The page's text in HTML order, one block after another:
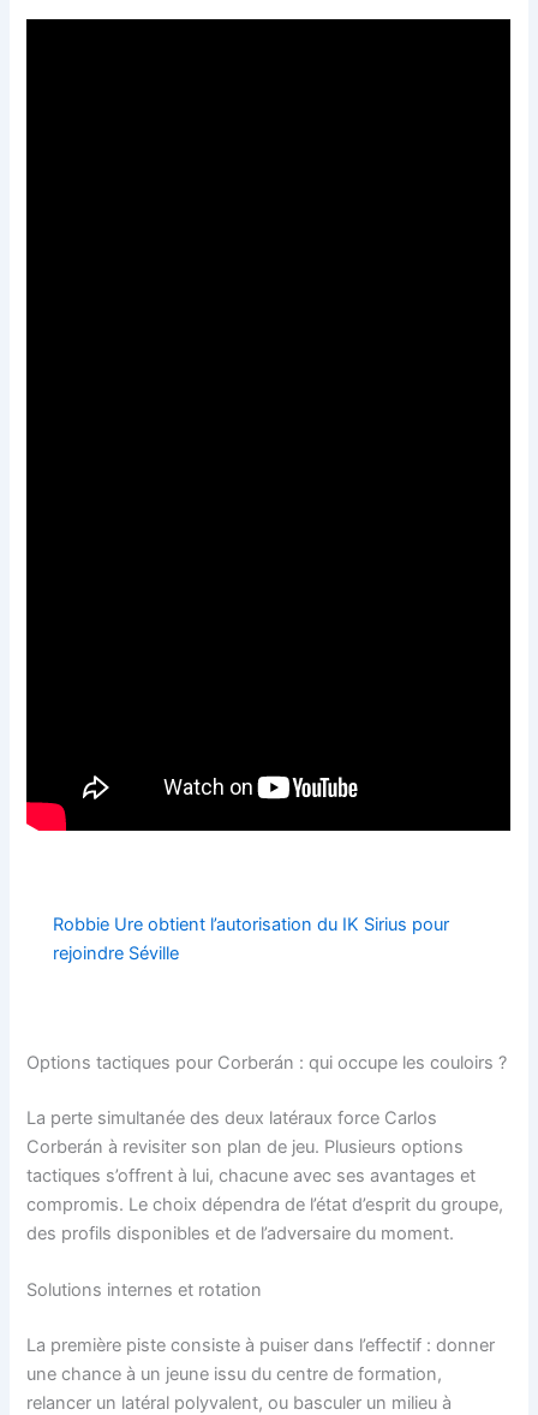
Robbie Ure obtient l’autorisation du IK Sirius pour
rejoindre Séville
Options tactiques pour Corberán : qui occupe les couloirs ?
La perte simultanée des deux latéraux force Carlos
Corberán à revisiter son plan de jeu. Plusieurs options
tactiques s’offrent à lui, chacune avec ses avantages et
compromis. Le choix dépendra de l’état d’esprit du groupe,
des profils disponibles et de l’adversaire du moment.
Solutions internes et rotation
La première piste consiste à puiser dans l’effectif : donner
une chance à un jeune issu du centre de formation,
relancer un latéral polyvalent, ou basculer un milieu à